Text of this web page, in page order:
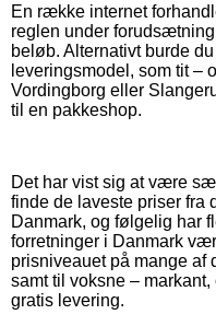
En række internet
reglen under
beløb. Alternativt burde
leveringsmodel, som tit –
Vordingborg eller
til en pakkeshop.
Det har vist sig at være
finde de laveste priser fra
Danmark, og følgelig har
forretninger i Danmark
prisniveauet på mange af
samt til voksne –
gratis levering.